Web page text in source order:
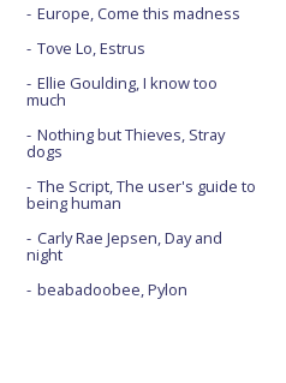
Europe, Come this madness
Tove Lo, Estrus
Ellie Goulding, I know too
much
Nothing but Thieves, Stray
dogs
The Script, The user's guide to
being human
Carly Rae Jepsen, Day and
night
beabadoobee, Pylon